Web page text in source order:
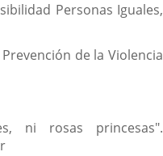
Personas Iguales,
de la Violencia
ni rosas princesas".